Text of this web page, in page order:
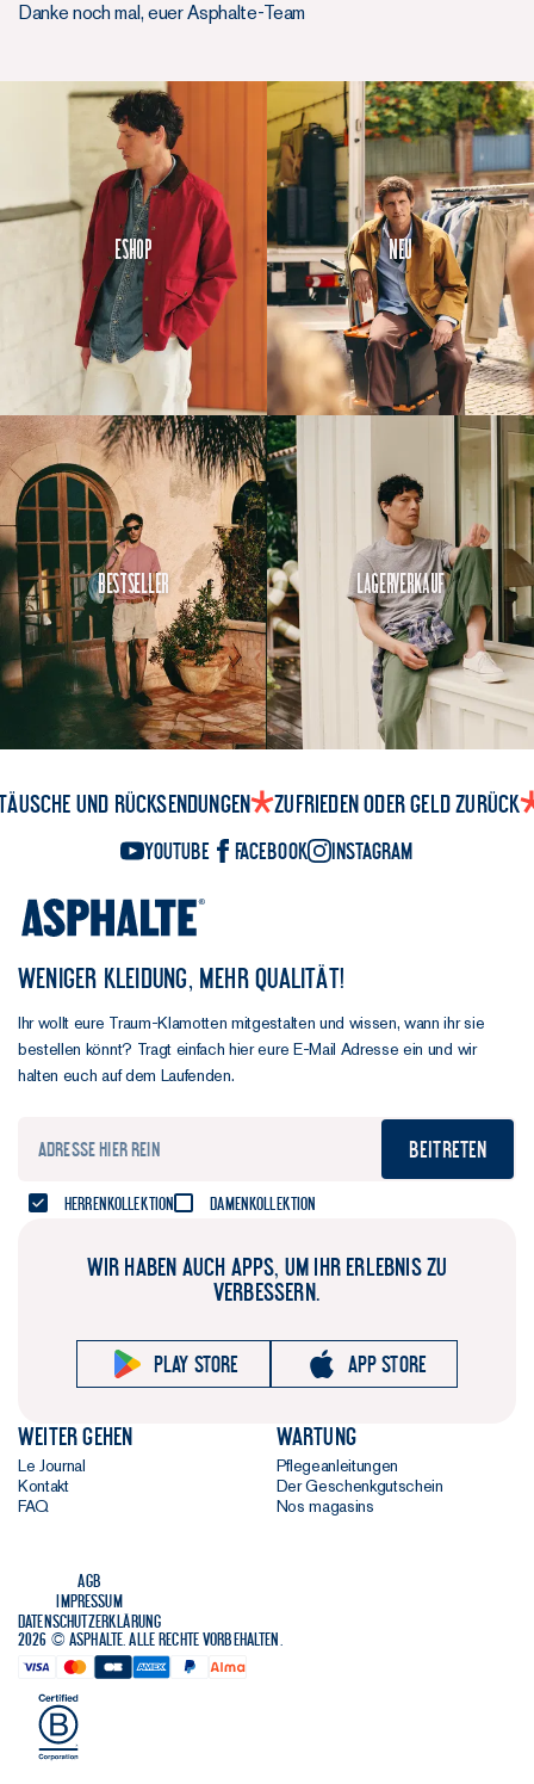
Danke noch mal, euer Asphalte-Team
Eshop Neu
Bestseller Lagerverkauf
und Rücksendungen Zufrieden oder Geld zurück
YouTube Facebook Instagram
WENIGER KLEIDUNG, MEHR QUALITÄT!
Ihr wollt eure Traum-Klamotten mitgestalten und wissen, wann ihr sie
bestellen könnt? Tragt einfach hier eure E-Mail Adresse ein und wir
halten euch auf dem Laufenden.
Beitreten
Herrenkollektion Damenkollektion
WIR HABEN AUCH APPS, UM IHR ERLEBNIS ZU
VERBESSERN.
Play store App store
Weiter gehen
Le Journal
Kontakt
FAQ
Wartung
Pflegeanleitungen
Der Geschenkgutschein
Nos magasins
AGB
Impressum
Datenschutzerklärung
2026 © Asphalte. Alle Rechte vorbehalten.